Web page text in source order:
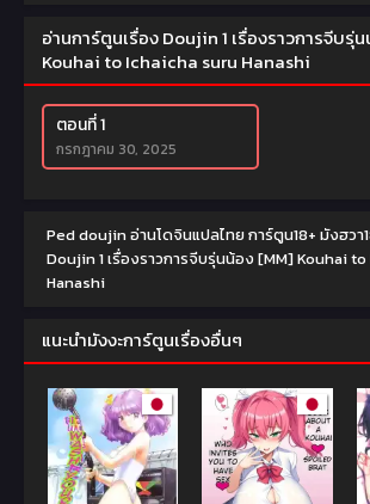
อ่านการ์ตูนเรื่อง Doujin 1 เรื่องราวการจีบรุ่
Kouhai to Ichaicha suru Hanashi
ตอนที่ 1
กรกฎาคม 30, 2025
Ped doujin อ่านโดจินแปลไทย การ์ตูน18+ มังฮวา
Doujin 1 เรื่องราวการจีบรุ่นน้อง [MM] Kouhai
Hanashi
แนะนำมังงะการ์ตูนเรื่องอื่นๆ